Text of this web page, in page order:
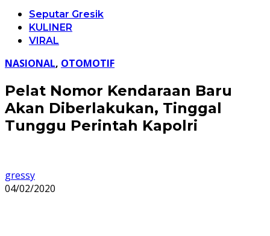
Seputar Gresik
KULINER
VIRAL
NASIONAL, OTOMOTIF
Pelat Nomor Kendaraan Baru
Akan Diberlakukan, Tinggal
Tunggu Perintah Kapolri
gressy
04/02/2020